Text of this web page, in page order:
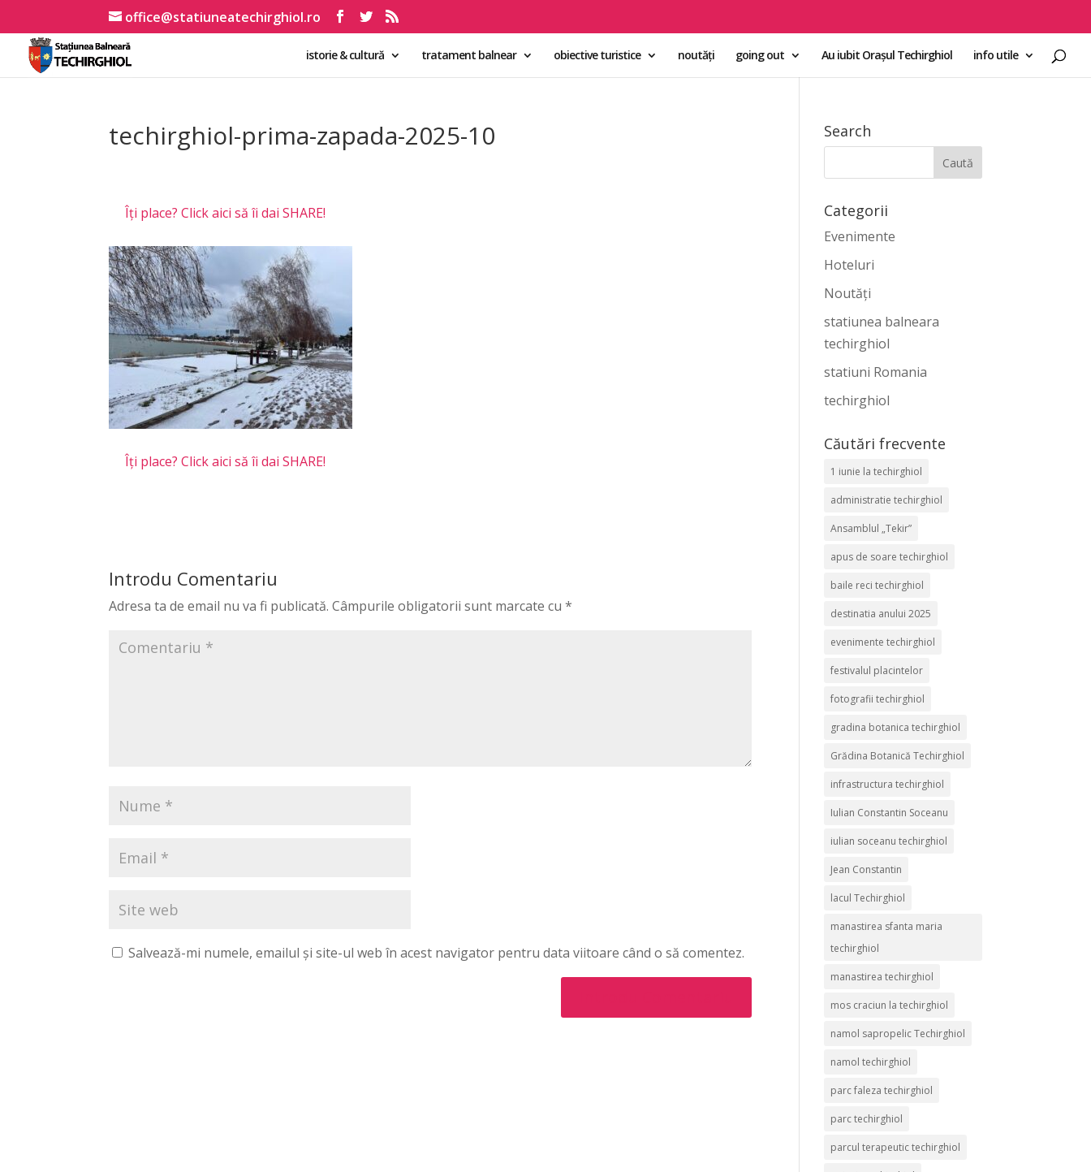
office@statiuneatechirghiol.ro
istorie & cultură tratament balnear obiective turistice noutăți going out Au iubit Orașul Techirghiol info utile
techirghiol-prima-zapada-2025-10
Îți place? Click aici să îi dai SHARE!
Îți place? Click aici să îi dai SHARE!
Introdu Comentariu
Adresa ta de email nu va fi publicată. Câmpurile obligatorii sunt marcate cu*
Salvează-mi numele, emailul și site-ul web în acest navigator pentru data viitoare când o să comentez.
Search
Categorii
Evenimente
Hoteluri
Noutăți
statiunea balneara
techirghiol
statiuni Romania
techirghiol
Căutări frecvente
1 iunie la techirghiol
administratie techirghiol
Ansamblul „Tekir”
apus de soare techirghiol
baile reci techirghiol
destinatia anului 2025
evenimente techirghiol
festivalul placintelor
fotografii techirghiol
gradina botanica techirghiol
Grădina Botanică Techirghiol
infrastructura techirghiol
Iulian Constantin Soceanu
iulian soceanu techirghiol
Jean Constantin
lacul Techirghiol
manastirea sfanta maria
techirghiol
manastirea techirghiol
mos craciun la techirghiol
namol sapropelic Techirghiol
namol techirghiol
parc faleza techirghiol
parc techirghiol
parcul terapeutic techirghiol